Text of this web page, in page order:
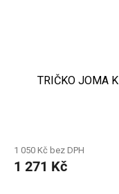
TRIČKO JOMA
1 050 Kč bez DPH
1 271 Kč